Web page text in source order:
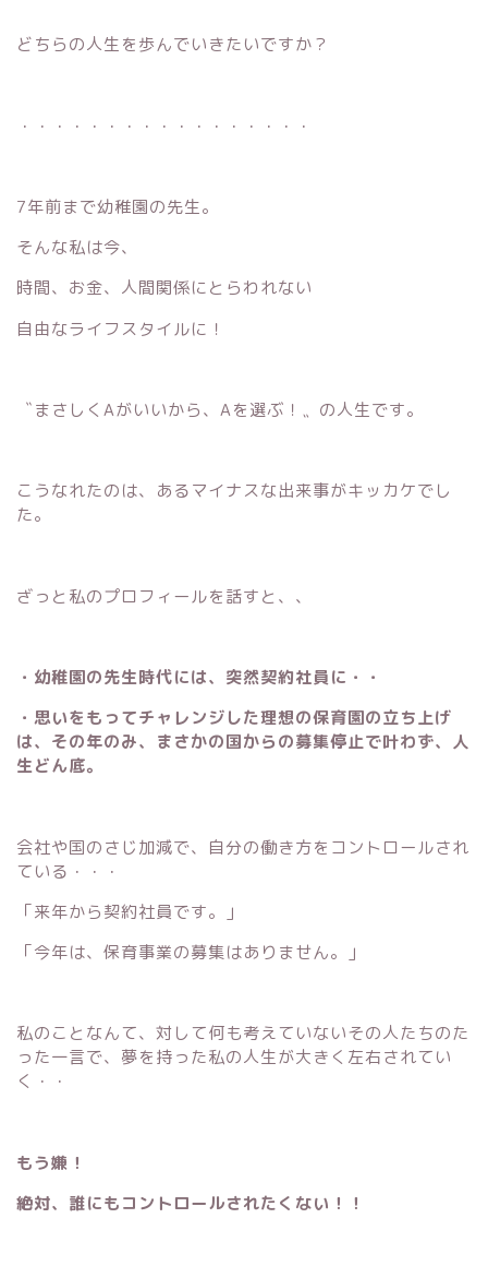
どちらの人生を歩んでいきたいですか？
・・・・・・・・・・・・・・・・・
7年前まで幼稚園の先生。
そんな私は今、
時間、お金、人間関係にとらわれない
自由なライフスタイルに！
〝まさしくAがいいから、Aを選ぶ！〟の人生です。
こうなれたのは、あるマイナスな出来事がキッカケでし
た。
ざっと私のプロフィールを話すと、、
・幼稚園の先生時代には、突然契約社員に・・
・思いをもってチャレンジした理想の保育園の立ち上げ
は、その年のみ、まさかの国からの募集停止で叶わず、人
生どん底。
会社や国のさじ加減で、自分の働き方をコントロールされ
ている・・・
「来年から契約社員です。」
「今年は、保育事業の募集はありません。」
私のことなんて、対して何も考えていないその人たちのた
った一言で、夢を持った私の人生が大きく左右されてい
く・・
もう嫌！
絶対、誰にもコントロールされたくない！！